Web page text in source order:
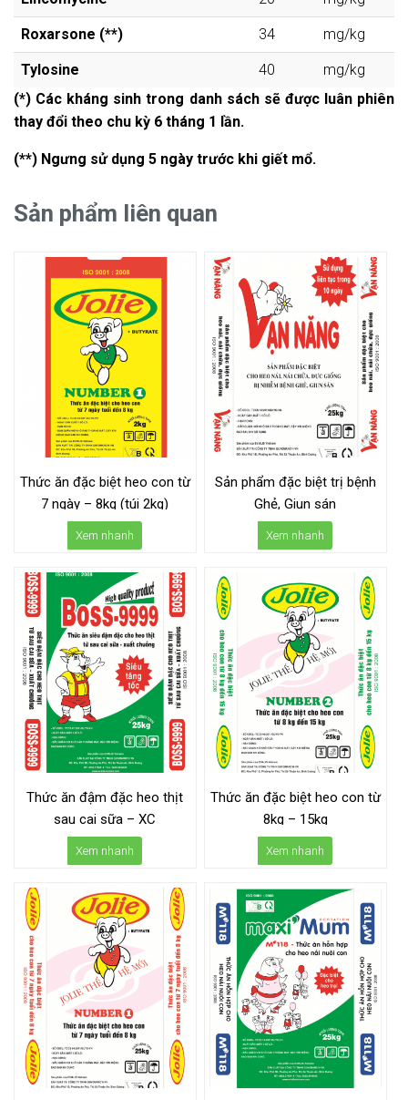
Roxarsone (**) 34 mg/kg
Tylosine 40
mg/kg
(*) Các kháng sinh trong danh sách sẽ được luân phiên
thay đổi theo chu kỳ 6 tháng 1 lần.
(**) Ngưng sử dụng 5 ngày trước khi giết mổ.
Sản phẩm liên quan
Thức ăn đặc biệt heo con từ
7 ngày – 8kg (túi 2kg)
Xem nhanh
Sản phẩm đặc biệt trị bệnh
Ghẻ, Giun sán
Xem nhanh
Thức ăn đậm đặc heo thịt
sau cai sữa – XC
Xem nhanh
Thức ăn đặc biệt heo con từ
8kg – 15kg
Xem nhanh